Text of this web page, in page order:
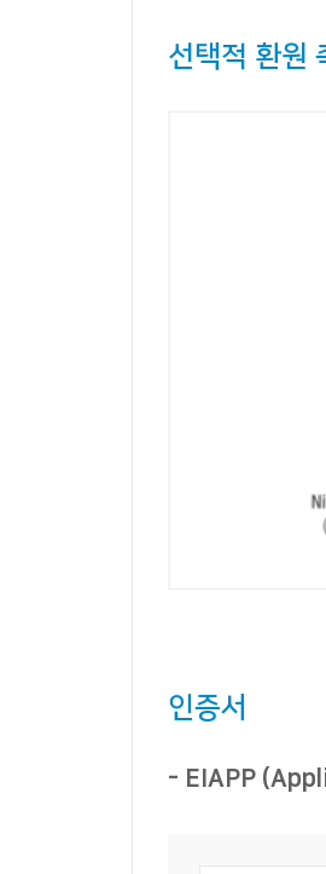
선택적 환
인증서
- EIAPP